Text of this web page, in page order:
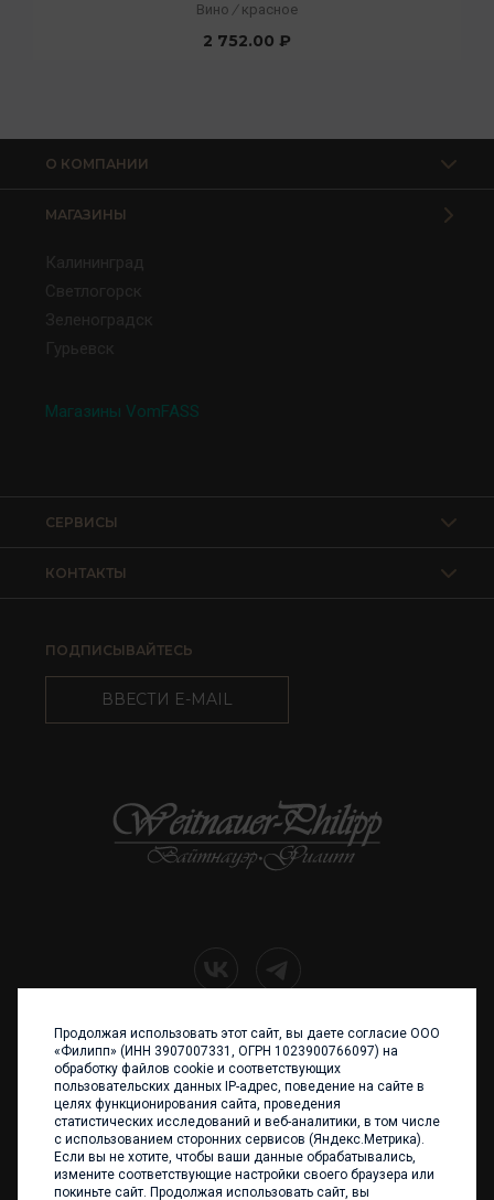
Вино / красное
2 752.00 ₽
О КОМПАНИИ
МАГАЗИНЫ
Калининград
Светлогорск
Зеленоградск
Гурьевск
Магазины VomFASS
КОНТАКТЫ
СЕРВИСЫ
ПОДПИСЫВАЙТЕСЬ
ВВЕСТИ E-MAIL
+7 (4012) 960 898
236017 Калининград,
ул. Каштановая аллея, 47
Телефон: +7 4012 960 898,
+7 4012 960 856
Написать нам
Продолжая использовать этот сайт, вы даете согласие ООО
«Филипп» (ИНН 3907007331, ОГРН 1023900766097) на
обработку файлов cookie и соответствующих
пользовательских данных IP-адрес, поведение на сайте в
целях функционирования сайта, проведения
статистических исследований и веб-аналитики, в том числе
с использованием сторонних сервисов (Яндекс.Метрика).
Если вы не хотите, чтобы ваши данные обрабатывались,
измените соответствующие настройки своего браузера или
покиньте сайт. Продолжая использовать сайт, вы